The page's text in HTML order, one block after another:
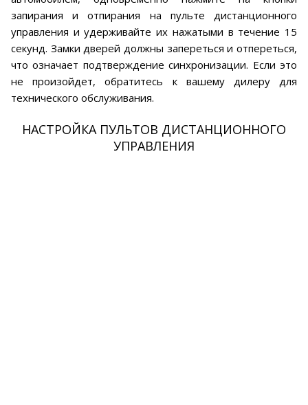
запирания и отпирания на пульте дистанционного
управления и удерживайте их нажатыми в течение 15
секунд. Замки дверей должны запереться и отпереться,
что означает подтверждение синхронизации. Если это
не произойдет, обратитесь к вашему дилеру для
технического обслуживания.
НАСТРОЙКА ПУЛЬТОВ ДИСТАНЦИОННОГО
УПРАВЛЕНИЯ